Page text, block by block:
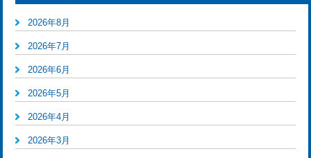
2026年8月
2026年7月
2026年6月
2026年5月
2026年4月
2026年3月